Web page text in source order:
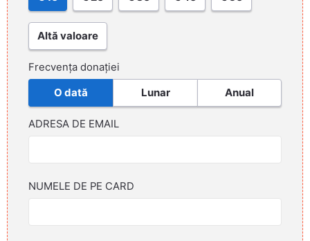
Altă valoare
Frecvența donației
O dată Lunar Anual
ADRESA DE EMAIL
NUMELE DE PE CARD